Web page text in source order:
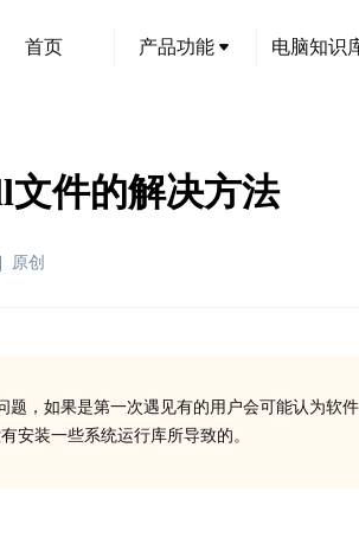
首页 产品功能 电脑知识
文件的解决方法
原创
，如果是第一次遇见有的用户会可能认为软
安装一些系统运行库所导致的。